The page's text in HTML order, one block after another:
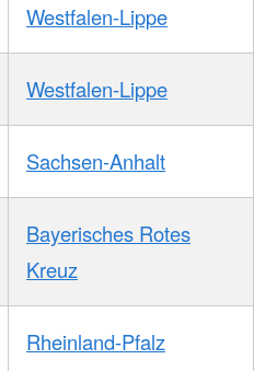
Westfalen-Lippe
Westfalen-Lippe
Sachsen-Anhalt
Bayerisches Rotes
Kreuz
Rheinland-Pfalz